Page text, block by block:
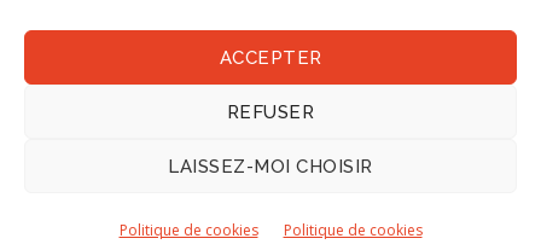
ACCEPTER
REFUSER
LAISSEZ-MOI CHOISIR
Politique de cookies Politique de cookies